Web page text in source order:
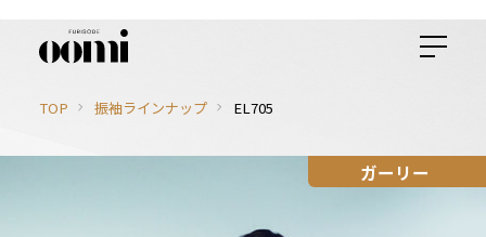
TOP 振袖ラインナップ EL705
ガーリー